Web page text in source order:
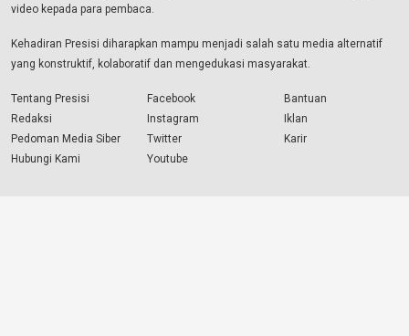
video kepada para pembaca.
Kehadiran Presisi diharapkan mampu menjadi salah satu media alternatif
yang konstruktif, kolaboratif dan mengedukasi masyarakat.
Tentang Presisi
Redaksi
Pedoman Media Siber
Hubungi Kami
Facebook
Instagram
Twitter
Youtube
Bantuan
Iklan
Karir